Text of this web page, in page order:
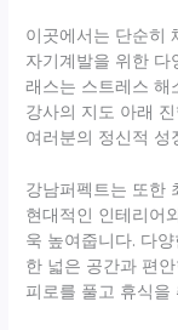
이곳에서는 단순히
자기계발을 위한 다
래스는 스트레스 해
강사의 지도 아래
여러분의 정신적 성
강남퍼펙트는 또한
현대적인 인테리어
욱 높여줍니다. 다
한 넓은 공간과 편
피로를 풀고 휴식을